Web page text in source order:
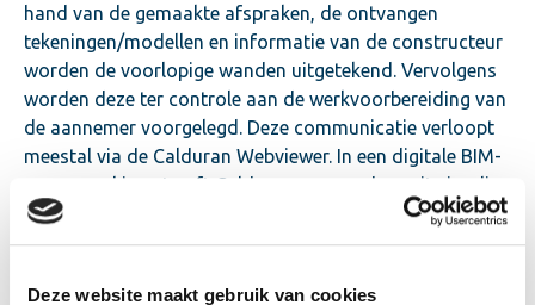
Deze website maakt gebruik van cookies
hand van de gemaakte afspraken, de ontvangen
tekeningen/modellen en informatie van de constructeur
worden de voorlopige wanden uitgetekend. Vervolgens
worden deze ter controle aan de werkvoorbereiding van
de aannemer voorgelegd. Deze communicatie verloopt
meestal via de Calduran Webviewer. In een digitale BIM-
samenwerking streeft Calduran er naar deze uitwisseling
te doen met behulp van cloudoplossingen, BIM-(3D)
modellen en BCF opmerkingenbestanden. De door de
worden door de tekenaar verwerkt en nog eenmaal aan